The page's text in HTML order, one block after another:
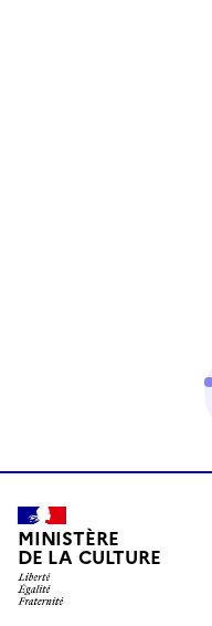
MINISTÈRE
DE LA CULTURE